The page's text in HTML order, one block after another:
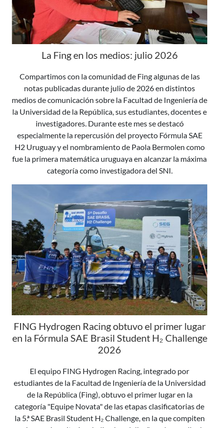
La Fing en los medios: julio 2026
Compartimos con la comunidad de Fing algunas de las
notas publicadas durante julio de 2026 en distintos
medios de comunicación sobre la Facultad de Ingeniería de
la Universidad de la República, sus estudiantes, docentes e
investigadores. Durante este mes se destacó
especialmente la repercusión del proyecto Fórmula SAE
H2 Uruguay y el nombramiento de Paola Bermolen como
fue la primera matemática uruguaya en alcanzar la máxima
categoría como investigadora del SNI.
FING Hydrogen Racing obtuvo el primer lugar
en la Fórmula SAE Brasil Student H₂ Challenge
2026
El equipo FING Hydrogen Racing, integrado por
estudiantes de la Facultad de Ingeniería de la Universidad
de la República (Fing), obtuvo el primer lugar en la
categoría "Equipe Novata" de las etapas clasificatorias de
la 5.ª SAE Brasil Student H₂ Challenge, en la que compiten